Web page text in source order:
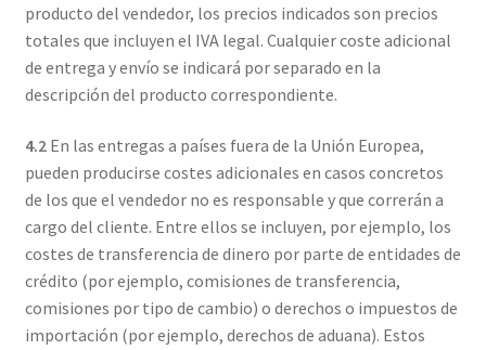
producto del vendedor, los precios indicados son precios
totales que incluyen el IVA legal. Cualquier coste adicional
de entrega y envío se indicará por separado en la
descripción del producto correspondiente.
4.2En las entregas a países fuera de la Unión Europea,
pueden producirse costes adicionales en casos concretos
de los que el vendedor no es responsable y que correrán a
cargo del cliente. Entre ellos se incluyen, por ejemplo, los
costes de transferencia de dinero por parte de entidades de
crédito (por ejemplo, comisiones de transferencia,
comisiones por tipo de cambio) o derechos o impuestos de
importación (por ejemplo, derechos de aduana). Estos